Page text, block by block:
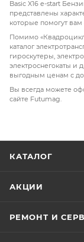
Basic X16 e-start
представлены
которые помогут
Помимо
каталог
гироскутеры,
электроснегокаты и
выгодным ценам с
Вы всегда можете
сайте Futumag.
КАТАЛОГ
АКЦИИ
РЕМОНТ И